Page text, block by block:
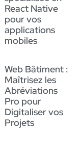
React Native
pour vos
applications
mobiles
Web Bâtiment :
Maîtrisez les
Abréviations
Pro pour
Digitaliser vos
Projets